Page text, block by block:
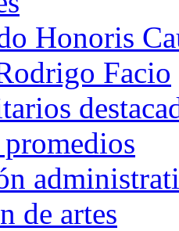
Honoris
Facio
de artes